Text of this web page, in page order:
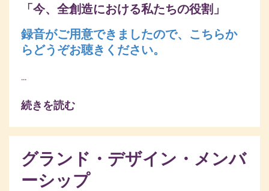
「今、全創造における私たちの役割」
録音がご用意できましたので、こちらか
らどうぞお聴きください。
...
続きを読む
グランド・デザイン・メンバ
ーシップ